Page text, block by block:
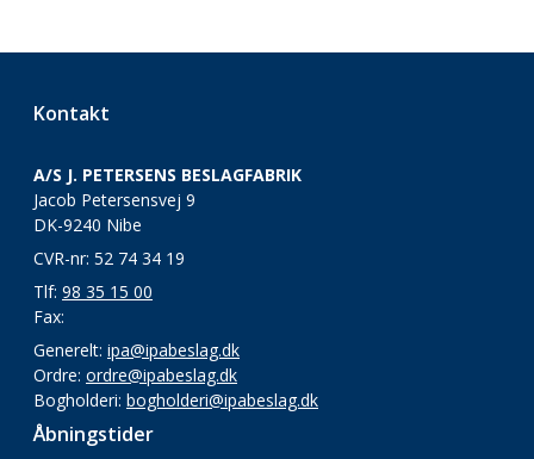
Kontakt
A/S J. PETERSENS BESLAGFABRIK
Jacob Petersensvej 9
DK-9240 Nibe
CVR-nr: 52 74 34 19
Tlf: 98 35 15 00
Fax:
Generelt: ipa@ipabeslag.dk
Ordre: ordre@ipabeslag.dk
Bogholderi: bogholderi@ipabeslag.dk
Åbningstider